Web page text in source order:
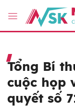
Tổng Bí
cuộc họp
quyết số